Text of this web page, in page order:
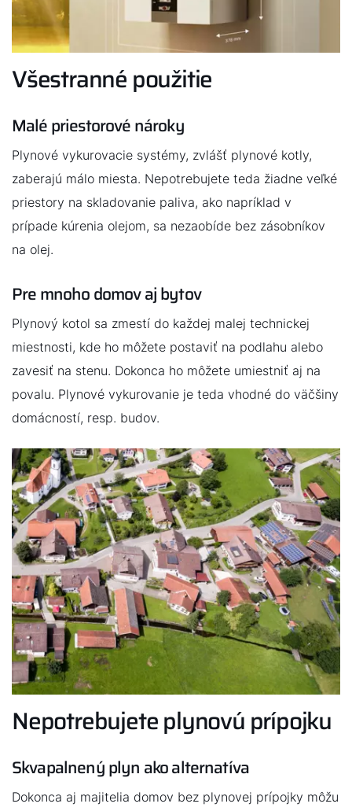
Všestranné použitie
Malé priestorové nároky
Plynové vykurovacie systémy, zvlášť plynové kotly,
zaberajú málo miesta. Nepotrebujete teda žiadne veľké
priestory na skladovanie paliva, ako napríklad v
prípade kúrenia olejom, sa nezaobíde bez zásobníkov
na olej.
Pre mnoho domov aj bytov
Plynový kotol sa zmestí do každej malej technickej
miestnosti, kde ho môžete postaviť na podlahu alebo
zavesiť na stenu. Dokonca ho môžete umiestniť aj na
povalu. Plynové vykurovanie je teda vhodné do väčšiny
domácností, resp. budov.
Nepotrebujete plynovú prípojku
Skvapalnený plyn ako alternatíva
Dokonca aj majitelia domov bez plynovej prípojky môžu
Dobrý deň!
Ako vám môžeme pomôcť?